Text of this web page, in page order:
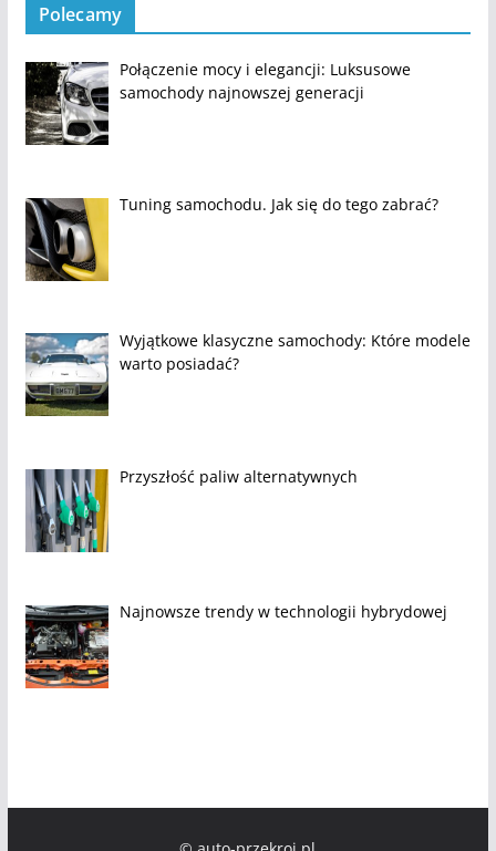
Polecamy
Połączenie mocy i elegancji: Luksusowe
samochody najnowszej generacji
Tuning samochodu. Jak się do tego zabrać?
Wyjątkowe klasyczne samochody: Które modele
warto posiadać?
Przyszłość paliw alternatywnych
Najnowsze trendy w technologii hybrydowej